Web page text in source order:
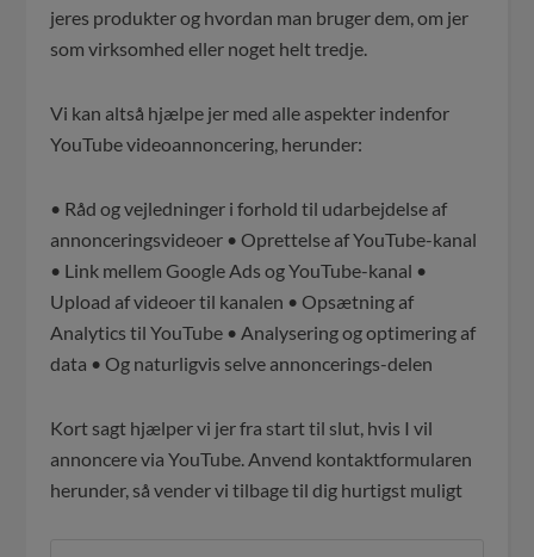
jeres produkter og hvordan man bruger dem, om jer
som virksomhed eller noget helt tredje.
Vi kan altså hjælpe jer med alle aspekter indenfor
YouTube videoannoncering, herunder:
• Råd og vejledninger i forhold til udarbejdelse af
annonceringsvideoer • Oprettelse af YouTube-kanal
• Link mellem Google Ads og YouTube-kanal •
Upload af videoer til kanalen • Opsætning af
Analytics til YouTube • Analysering og optimering af
data • Og naturligvis selve annoncerings-delen
Kort sagt hjælper vi jer fra start til slut, hvis I vil
annoncere via YouTube. Anvend kontaktformularen
herunder, så vender vi tilbage til dig hurtigst muligt